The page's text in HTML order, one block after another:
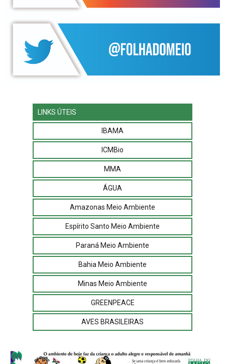
LINKS ÚTEIS
IBAMA
ICMBio
MMA
ÁGUA
Amazonas Meio Ambiente
Espírito Santo Meio Ambiente
Paraná Meio Ambiente
Bahia Meio Ambiente
Minas Meio Ambiente
GREENPEACE
AVES BRASILEIRAS